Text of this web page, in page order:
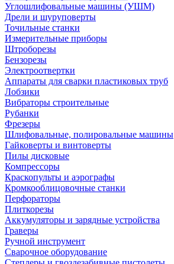
Углошлифовальные машины (УШМ)
Дрели и шуруповерты
Точильные станки
Измерительные приборы
Штроборезы
Бензорезы
Электроотвертки
Аппараты для сварки пластиковых труб
Лобзики
Вибраторы строительные
Рубанки
Фрезеры
Шлифовальные, полировальные машины
Гайковерты и винтоверты
Пилы дисковые
Компрессоры
Краскопульты и аэрографы
Кромкооблицовочные станки
Перфораторы
Плиткорезы
Аккумуляторы и зарядные устройства
Граверы
Ручной инструмент
Сварочное оборудование